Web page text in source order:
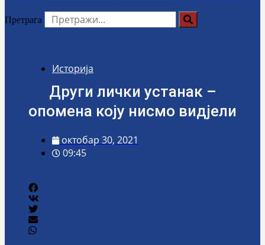
Претрага
Историја
Други лички устанак –
опомена коју нисмо видјели
октобар 30, 2021
09:45